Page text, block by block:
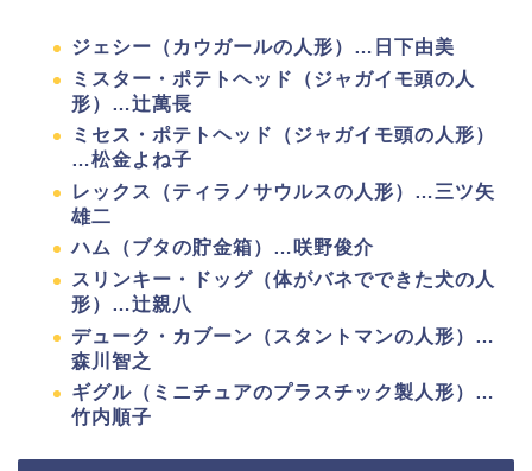
ジェシー（カウガールの人形）…日下由美
ミスター・ポテトヘッド（ジャガイモ頭の人
形）…辻萬長
ミセス・ポテトヘッド（ジャガイモ頭の人形）
…松金よね子
レックス（ティラノサウルスの人形）…三ツ矢
雄二
ハム（ブタの貯金箱）…咲野俊介
スリンキー・ドッグ（体がバネでできた犬の人
形）…辻親八
デューク・カブーン（スタントマンの人形）…
森川智之
ギグル（ミニチュアのプラスチック製人形）…
竹内順子